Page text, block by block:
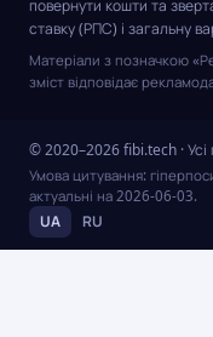
повернути кошти та
ставку (РПС) і загальну
Матеріали з позначкою
зміст відповідає
© 2020–2026 fibi.tech ·
Умова цитування:
актуальні на 2026-06-03.
UA RU